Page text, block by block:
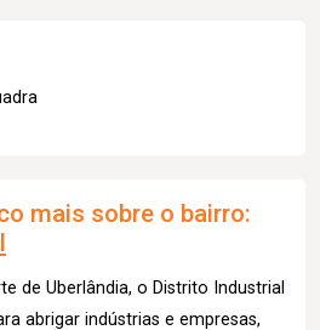
mais sobre o bairro:
de Uberlândia, o Distrito Industrial
abrigar indústrias e empresas,